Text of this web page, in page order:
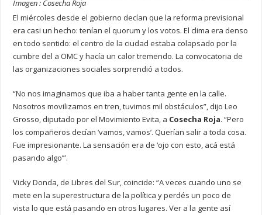
Imagen : Cosecha Roja
El miércoles desde el gobierno decían que la reforma previsional
era casi un hecho: tenían el quorum y los votos. El clima era denso
en todo sentido: el centro de la ciudad estaba colapsado por la
cumbre del a OMC y hacía un calor tremendo. La convocatoria de
las organizaciones sociales sorprendió a todos.
“No nos imaginamos que iba a haber tanta gente en la calle.
Nosotros movilizamos en tren, tuvimos mil obstáculos”, dijo Leo
Grosso, diputado por el Movimiento Evita, a Cosecha Roja. “Pero
los compañeros decían ‘vamos, vamos’. Querían salir a toda cosa.
Fue impresionante. La sensación era de ‘ojo con esto, acá está
pasando algo’”.
Vicky Donda, de Libres del Sur, coincide: “A veces cuando uno se
mete en la superestructura de la política y perdés un poco de
vista lo que está pasando en otros lugares. Ver a la gente así